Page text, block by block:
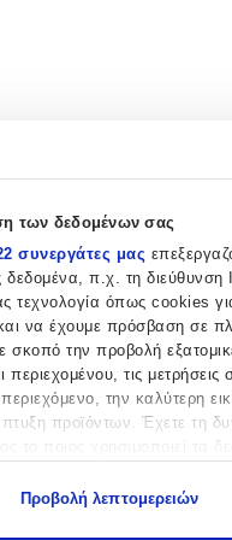
των δεδομένων σας
συνεργάτες μας
π.χ. τη διεύθυνση
τεχνολογία όπως cookies
να έχουμε πρόσβαση σε
σκοπό την προβολή
περιεχομένου, τις μετρήσεις
περιεχόμενο, την καλύτερη
προϊόντων. Έχετε τη
Προβολή λεπτομερειών